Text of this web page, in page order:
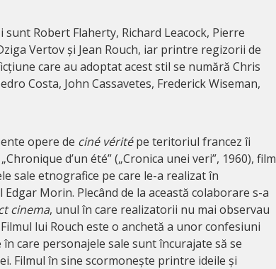
sunt Robert Flaherty, Richard Leacock, Pierre
Vertov și Jean Rouch, iar printre regizorii de
care au adoptat acest stil se numără Chris
Costa, John Cassavetes, Frederick Wiseman,
opere de ciné véritépe teritoriul francez îi
d’un été” („Cronica unei veri”, 1960), film
sale etnografice pe care le-a realizat în
Morin. Plecând de la această colaborare s-a
cinema, unul în care realizatorii nu mai observau
lui Rouch este o anchetă a unor confesiuni
care personajele sale sunt încurajate să se
Filmul în sine scormonește printre ideile și